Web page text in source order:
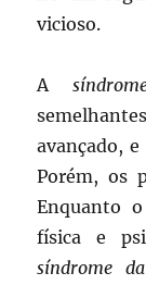
vicioso.
A
avançado,
Porém, os
Enquanto
física e
síndrome